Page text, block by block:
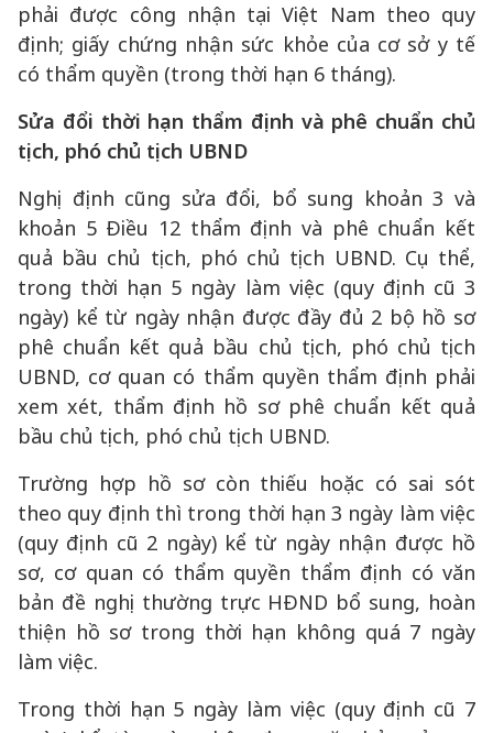
phải được công nhận tại Việt Nam theo quy
định; giấy chứng nhận sức khỏe của cơ sở y tế
có thẩm quyền (trong thời hạn 6 tháng).
Sửa đổi thời hạn thẩm định và phê chuẩn chủ
tịch, phó chủ tịch UBND
Nghị định cũng sửa đổi, bổ sung khoản 3 và
khoản 5 Điều 12 thẩm định và phê chuẩn kết
quả bầu chủ tịch, phó chủ tịch UBND. Cụ thể,
trong thời hạn 5 ngày làm việc (quy định cũ 3
ngày) kể từ ngày nhận được đầy đủ 2 bộ hồ sơ
phê chuẩn kết quả bầu chủ tịch, phó chủ tịch
UBND, cơ quan có thẩm quyền thẩm định phải
xem xét, thẩm định hồ sơ phê chuẩn kết quả
bầu chủ tịch, phó chủ tịch UBND.
Trường hợp hồ sơ còn thiếu hoặc có sai sót
theo quy định thì trong thời hạn 3 ngày làm việc
(quy định cũ 2 ngày) kể từ ngày nhận được hồ
sơ, cơ quan có thẩm quyền thẩm định có văn
bản đề nghị thường trực HĐND bổ sung, hoàn
thiện hồ sơ trong thời hạn không quá 7 ngày
làm việc.
Trong thời hạn 5 ngày làm việc (quy định cũ 7